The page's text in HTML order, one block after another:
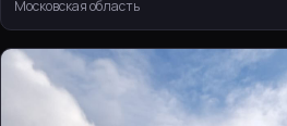
Московская область